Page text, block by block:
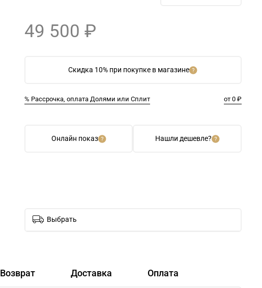
Скидка 10% при покупке в магазине
% Рассрочка, оплата Долями или Сплит от 0 ₽
49 500 ₽
Онлайн показ Нашли дешевле?
Выбрать
Возврат Доставка Оплата